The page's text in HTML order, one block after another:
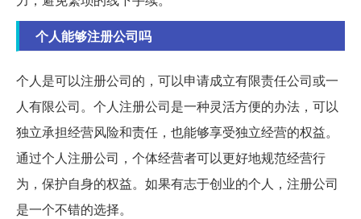
个人能够注册公司吗
个人是可以注册公司的，可以申请成立有限责任公司或一
人有限公司。个人注册公司是一种灵活方便的办法，可以
独立承担经营风险和责任，也能够享受独立经营的权益。
通过个人注册公司，个体经营者可以更好地规范经营行
为，保护自身的权益。如果有志于创业的个人，注册公司
是一个不错的选择。